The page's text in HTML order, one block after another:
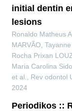
initial dentin
lesions
Ronaldo Matheus
MARVÃO,
Rocha Prixan
Maria Carolina
et al.
Rev odontol
2024
Periodikos ::